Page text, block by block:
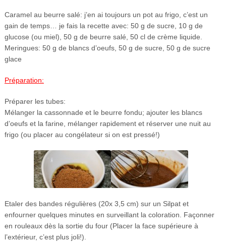
Caramel au beurre salé: j’en ai toujours un pot au frigo, c’est un
gain de temps… je fais la recette avec: 50 g de sucre, 10 g de
glucose (ou miel), 50 g de beurre salé, 50 cl de crème liquide.
Meringues: 50 g de blancs d’oeufs, 50 g de sucre, 50 g de sucre
glace
Préparation:
Préparer les tubes:
Mélanger la cassonnade et le beurre fondu; ajouter les blancs
d’oeufs et la farine, mélanger rapidement et réserver une nuit au
frigo (ou placer au congélateur si on est pressé!)
Etaler des bandes régulières (20x 3,5 cm) sur un Silpat et
enfourner quelques minutes en surveillant la coloration. Façonner
en rouleaux dès la sortie du four (Placer la face supérieure à
l’extérieur, c’est plus joli!).